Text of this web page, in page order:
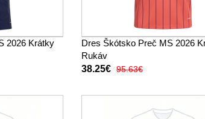
2026 Krátky
Dres Škótsko Preč MS 2026
Rukáv
38.25€ 95.63€